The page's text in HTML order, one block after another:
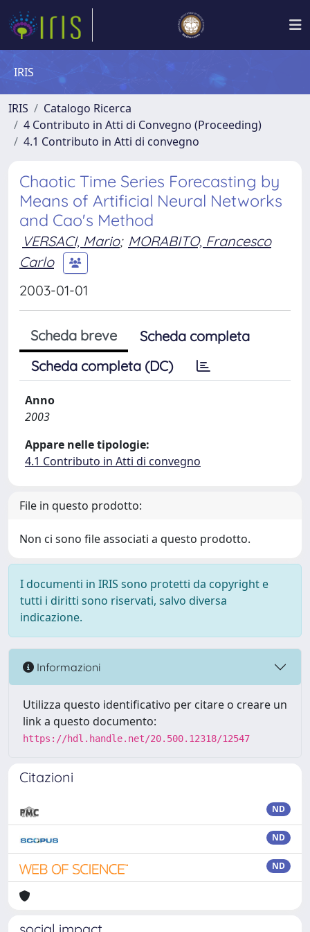
IRIS
IRIS
Catalogo Ricerca
4 Contributo in Atti di Convegno (Proceeding)
4.1 Contributo in Atti di convegno
Chaotic Time Series Forecasting by
Means of Artificial Neural Networks
and Cao's Method
VERSACI, Mario; MORABITO, Francesco
Carlo
2003-01-01
Scheda breve
Scheda completa
Scheda completa (DC)
Anno
2003
Appare nelle tipologie:
4.1 Contributo in Atti di convegno
File in questo prodotto:
Non ci sono file associati a questo prodotto.
I documenti in IRIS sono protetti da copyright e
tutti i diritti sono riservati, salvo diversa
indicazione.
Informazioni
Utilizza questo identificativo per citare o creare un
link a questo documento:
https://hdl.handle.net/20.500.12318/12547
Citazioni
ND
ND
ND